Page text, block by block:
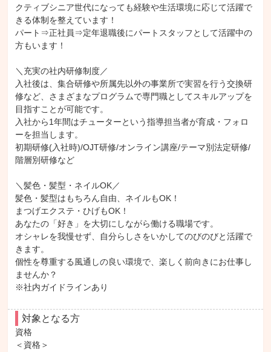
クティブシニア世代になっても経験や生活環境に応じて活躍で
きる体制を整えています！
パート⇒正社員⇒定年退職後にパートスタッフとして活躍中の
方もいます！
＼充実の社内研修制度／
入社後は、集合研修や所属先以外の事業所で実習を行う交換研
修など、さまざまなプログラムで専門職としてスキルアップを
目指すことが可能です。
入社から1年間はチューターという指導担当者が育成・フォロ
ーを担当します。
初期研修(入社時)/OJT研修/オンライン講座/テーマ別法定研修/
階層別研修など
＼髪色・髪型・ネイルOK／
髪色・髪型はもちろん自由、ネイルもOK！
まつげエクステ・ひげもOK！
あなたの「好き」を大切にしながら働ける職場です。
オシャレを我慢せず、自分らしさをいかしてのびのびと活躍で
きます。
個性を尊重する風通しの良い環境で、楽しく前向きにお仕事し
ませんか？
※社内ガイドラインあり
対象となる方
資格
＜資格＞